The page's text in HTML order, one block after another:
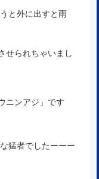
と外に出すと雨
せられちゃいまし
ニンアジ」です
猛者でしたーーー